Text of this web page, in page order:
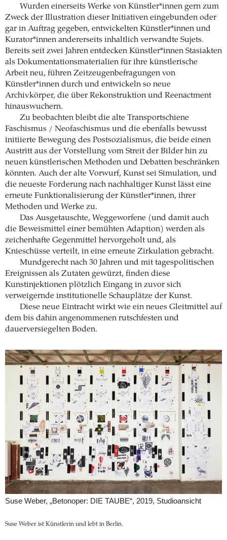
Wurden einerseits Werke von Künstler*innen gern zum
Zweck der Illustration dieser Initiativen eingebunden oder
gar in Auftrag gegeben, entwickelten Künstler*innen und
Kurator*innen andererseits inhaltlich verwandte Sujets.
Bereits seit zwei Jahren entdecken Künstler*innen Stasiakten
als Dokumentationsmaterialien für ihre künstlerische
Arbeit neu, führen Zeitzeugenbefragungen von
Künstler*innen durch und entwickeln so neue
Archivkörper, die über Rekonstruktion und Reenactment
hinauswuchern.
Zu beobachten bleibt die alte Transportschiene
Faschismus / Neofaschismus und die ebenfalls bewusst
initiierte Bewegung des Postsozialismus, die beide einen
Austritt aus der Vorstellung vom Streit der Bilder hin zu
neuen künstlerischen Methoden und Debatten beschränken
könnten. Auch der alte Vorwurf, Kunst sei Simulation, und
die neueste Forderung nach nachhaltiger Kunst lässt eine
erneute Funktionalisierung der Künstler*innen, ihrer
Methoden und Werke zu.
Das Ausgetauschte, Weggeworfene (und damit auch
die Beweismittel einer bemühten Adaption) werden als
zeichenhafte Gegenmittel hervorgeholt und, als
Knieschüsse verteilt, in eine erneute Zirkulation gebracht.
Mundgerecht nach 30 Jahren und mit tagespolitischen
Ereignissen als Zutaten gewürzt, finden diese
Kunstinjektionen plötzlich Eingang in zuvor sich
verweigernde institutionelle Schauplätze der Kunst.
Diese neue Eintracht wirkt wie ein neues Gleitmittel auf
dem bis dahin angenommenen rutschfesten und
dauerversiegelten Boden.
Suse Weber, „Betonoper: DIE TAUBE“, 2019, Studioansicht
Suse Weber ist Künstlerin und lebt in Berlin.